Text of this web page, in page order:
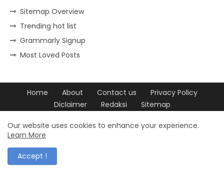
Sitemap Overview
Trending hot list
Grammarly Signup
Most Loved Posts
Home About Contact us
Privacy Policy
Diclaimer
Redaksi
Sitemap
Our website uses cookies to enhance your experience.
Learn More
Accept !